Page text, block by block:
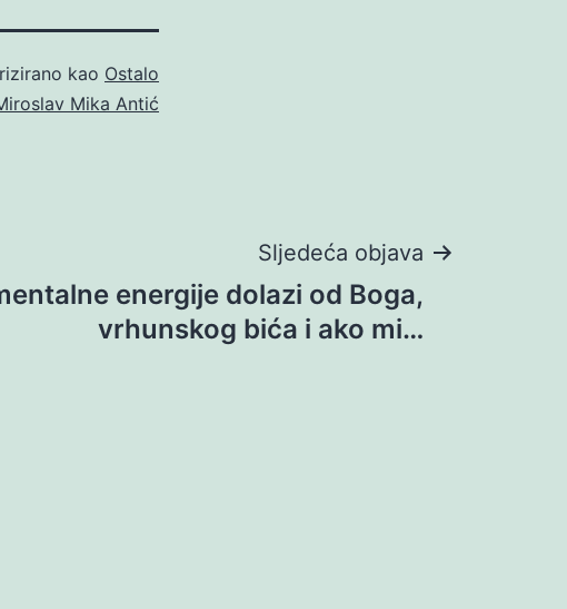
kao Ostalo
Mika Antić
Sljedeća objava
energije dolazi od Boga,
vrhunskog bića i ako mi…